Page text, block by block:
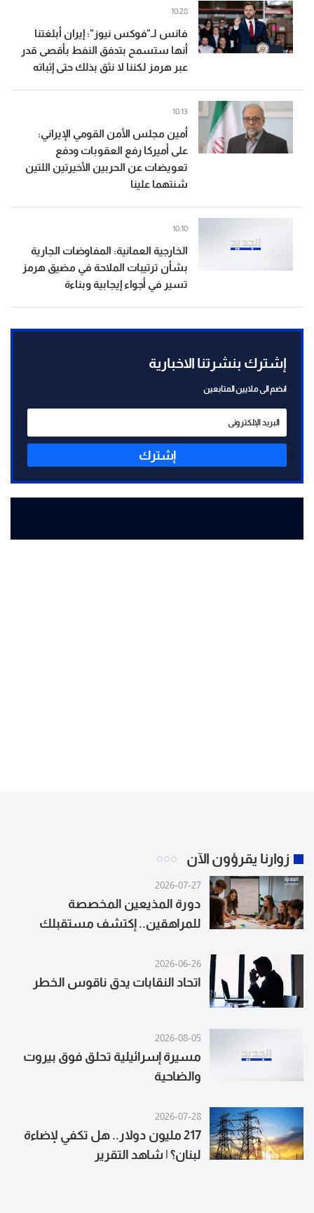
فانس لـ"فوكس نيوز": إيران أبلغتنا
أنها ستسمح بتدفق النفط بأقصى قدر
عبر هرمز لكننا لا نثق بذلك حتى إثباته
10:28
أمين مجلس الأمن القومي الإيراني:
على أميركا رفع العقوبات ودفع
تعويضات عن الحربين الأخيرتين اللتين
شنتهما علينا
10:13
الخارجية العمانية: المفاوضات الجارية
بشأن ترتيبات الملاحة في مضيق هرمز
تسير في أجواء إيجابية وبناءة
10:10
إشترك بنشرتنا الاخبارية
انضم الى ملايين المتابعين
إشترك
زوارنا يقرؤون الآن
2026-07-27
دورة المذيعين المخصصة
للمراهقين.. إكتشف مستقبلك
2026-06-26
اتحاد النقابات يدق ناقوس الخطر
2026-08-05
مسيرة إسرائيلية تحلق فوق بيروت
والضاحية
2026-07-28
217 مليون دولار.. هل تكفي لإضاءة
لبنان؟ | شاهد التقرير